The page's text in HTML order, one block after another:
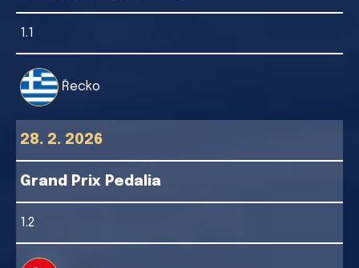
1.1
Řecko
28. 2. 2026
Grand Prix Pedalia
1.2